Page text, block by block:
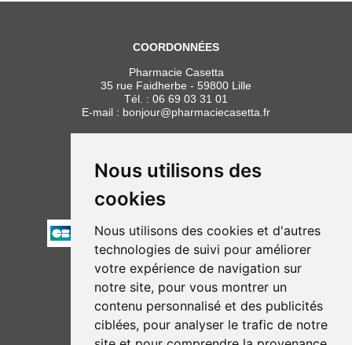
Nous utilisons des
cookies
Nous utilisons des cookies et d'autres
technologies de suivi pour améliorer
votre expérience de navigation sur
notre site, pour vous montrer un
contenu personnalisé et des publicités
ciblées, pour analyser le trafic de notre
COORDONNÉES
Pharmacie Casetta
35 rue Faidherbe - 59800 Lille
Tél. : 06 69 03 31 01
E-mail : bonjour@pharmaciecasetta.fr
HORAIRES
Lundi au vendredi : 8h30 à 19h30
Samedi : 9h00 à 19h30
PAIEMENT
NOUS SUIVRE